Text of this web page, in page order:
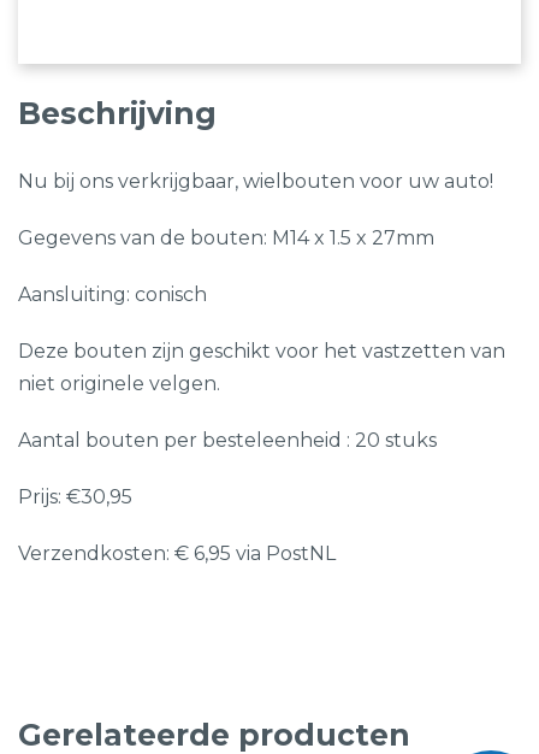
Beschrijving
Nu bij ons verkrijgbaar, wielbouten voor uw auto!
Gegevens van de bouten: M14 x 1.5 x 27mm
Aansluiting: conisch
Deze bouten zijn geschikt voor het vastzetten van
niet originele velgen.
Aantal bouten per besteleenheid : 20 stuks
Prijs: €30,95
Verzendkosten: € 6,95 via PostNL
Gerelateerde producten